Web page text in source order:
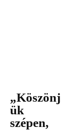
„Köszönj
ük
szépen,